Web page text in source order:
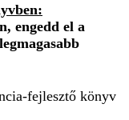
engedd el a